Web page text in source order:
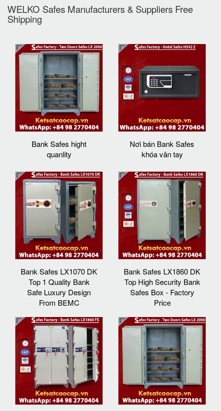
WELKO Safes Manufacturers & Suppliers‎ Free
Shipping
Bank Safes hight
quanlity
Nơi bán Bank Safes
khóa vân tay
Bank Safes LX1070 DK
Top 1 Quality Bank
Safe Luxury Design
From BEMC
Bank Safes LX1860 DK
Top High Security Bank
Safes Box - Factory
Price